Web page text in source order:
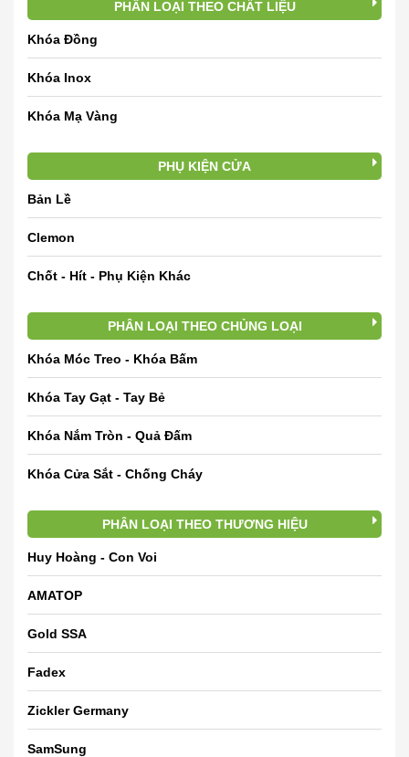
PHÂN LOẠI THEO CHẤT LIỆU
Khóa Đồng
Khóa Inox
Khóa Mạ Vàng
PHỤ KIỆN CỬA
Bản Lề
Clemon
Chốt - Hít - Phụ Kiện Khác
PHÂN LOẠI THEO CHỦNG LOẠI
Khóa Móc Treo - Khóa Bấm
Khóa Tay Gạt - Tay Bẻ
Khóa Nắm Tròn - Quả Đấm
Khóa Cửa Sắt - Chống Cháy
PHÂN LOẠI THEO THƯƠNG HIỆU
Huy Hoàng - Con Voi
AMATOP
Gold SSA
Fadex
Zickler Germany
SamSung